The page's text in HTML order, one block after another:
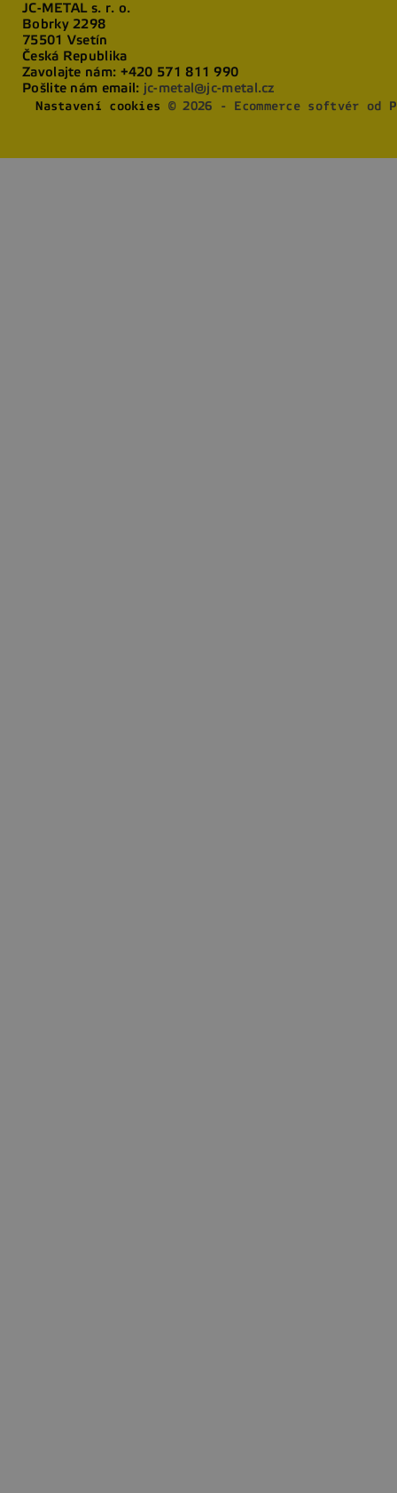
JC-METAL s. r. o.
Bobrky 2298
75501 Vsetín
Česká Republika
Zavolajte nám: +420 571 811 990
Pošlite nám email: jc-metal@jc-metal.cz
Nastavení cookies © 2026 - Ecommerce softvér od